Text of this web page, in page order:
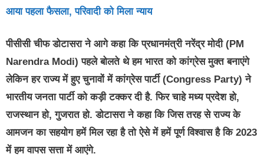
आया पहला फैसला, परिवादी को मिला न्याय
पीसीसी चीफ डोटासरा ने आगे कहा कि प्रधानमंत्री नरेंद्र मोदी (PM
Narendra Modi) पहले बोलते थे हम भारत को कांग्रेस मुक्त बनाएंगे
लेकिन हर राज्य में हुए चुनावों में कांग्रेस पार्टी (Congress Party) ने
भारतीय जनता पार्टी को कड़ी टक्कर दी है. फिर चाहे मध्य प्रदेश हो,
राजस्थान हो, गुजरात हो. डोटासरा ने कहा कि जिस तरह से राज्य के
आमजन का सहयोग हमें मिल रहा है तो ऐसे में हमें पूर्ण विश्वास है कि 2023
में हम वापस सत्ता में आएंगे.